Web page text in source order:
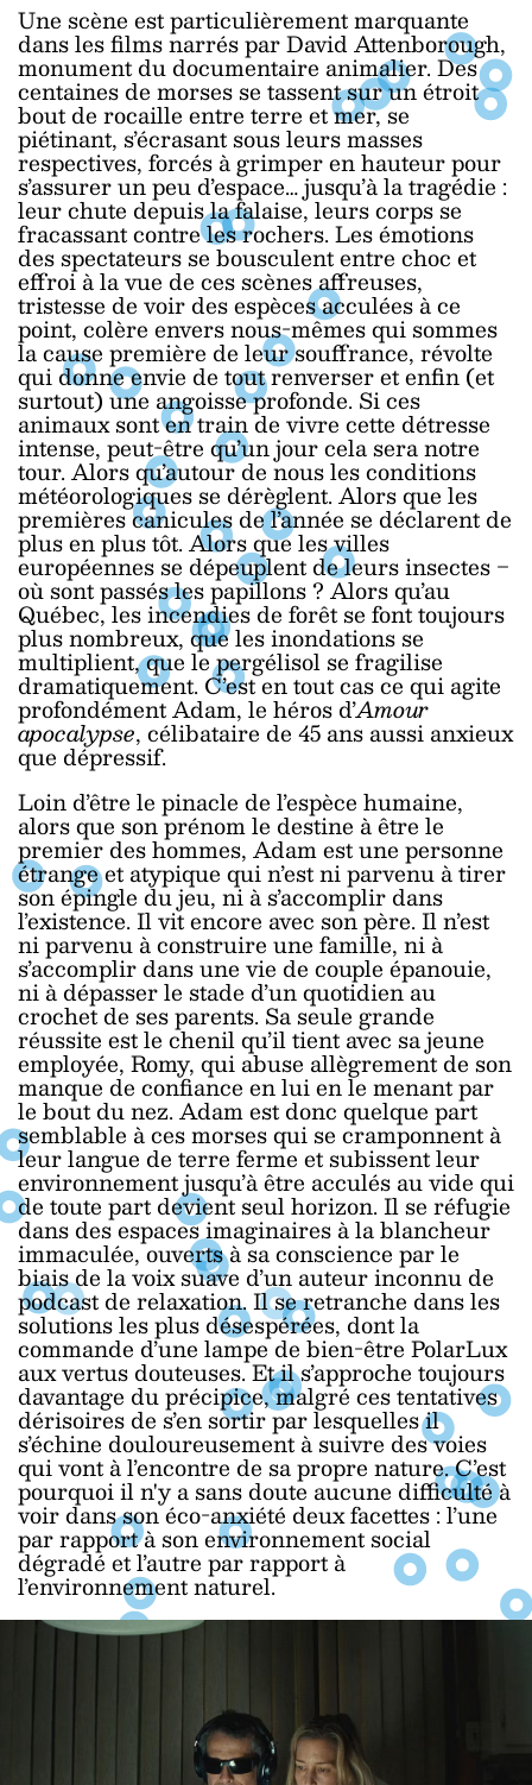
Une scène est particulièrement marquante
dans les films narrés par David Attenborough,
monument du documentaire animalier. Des
centaines de morses se tassent sur un étroit
bout de rocaille entre terre et mer, se
piétinant, s’écrasant sous leurs masses
respectives, forcés à grimper en hauteur pour
s’assurer un peu d’espace… jusqu’à la tragédie :
leur chute depuis la falaise, leurs corps se
fracassant contre les rochers. Les émotions
des spectateurs se bousculent entre choc et
effroi à la vue de ces scènes affreuses,
tristesse de voir des espèces acculées à ce
point, colère envers nous-mêmes qui sommes
la cause première de leur souffrance, révolte
qui donne envie de tout renverser et enfin (et
surtout) une angoisse profonde. Si ces
animaux sont en train de vivre cette détresse
intense, peut-être qu’un jour cela sera notre
tour. Alors qu’autour de nous les conditions
météorologiques se dérèglent. Alors que les
premières canicules de l’année se déclarent de
plus en plus tôt. Alors que les villes
européennes se dépeuplent de leurs insectes ‒
où sont passés les papillons ? Alors qu’au
Québec, les incendies de forêt se font toujours
plus nombreux, que les inondations se
multiplient, que le pergélisol se fragilise
dramatiquement. C’est en tout cas ce qui agite
profondément Adam, le héros d’Amour
apocalypse, célibataire de 45 ans aussi anxieux
que dépressif.
Loin d’être le pinacle de l’espèce humaine,
alors que son prénom le destine à être le
premier des hommes, Adam est une personne
étrange et atypique qui n’est ni parvenu à tirer
son épingle du jeu, ni à s’accomplir dans
l’existence. Il vit encore avec son père. Il n’est
ni parvenu à construire une famille, ni à
s’accomplir dans une vie de couple épanouie,
ni à dépasser le stade d’un quotidien au
crochet de ses parents. Sa seule grande
réussite est le chenil qu’il tient avec sa jeune
employée, Romy, qui abuse allègrement de son
manque de confiance en lui en le menant par
le bout du nez. Adam est donc quelque part
semblable à ces morses qui se cramponnent à
leur langue de terre ferme et subissent leur
environnement jusqu’à être acculés au vide qui
de toute part devient seul horizon. Il se réfugie
dans des espaces imaginaires à la blancheur
immaculée, ouverts à sa conscience par le
biais de la voix suave d’un auteur inconnu de
podcast de relaxation. Il se retranche dans les
solutions les plus désespérées, dont la
commande d’une lampe de bien-être PolarLux
aux vertus douteuses. Et il s’approche toujours
davantage du précipice, malgré ces tentatives
dérisoires de s’en sortir par lesquelles il
s’échine douloureusement à suivre des voies
qui vont à l’encontre de sa propre nature. C’est
pourquoi il n'y a sans doute aucune difficulté à
voir dans son éco-anxiété deux facettes : l’une
par rapport à son environnement social
dégradé et l’autre par rapport à
l’environnement naturel.